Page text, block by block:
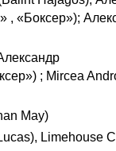
, «Боксер»);
; Mircea
May)
Limehouse